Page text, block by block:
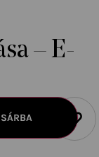
– E-